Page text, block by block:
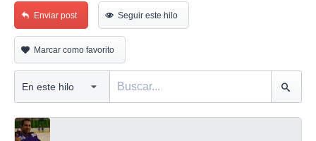
Enviar post Seguir este hilo
Marcar como favorito